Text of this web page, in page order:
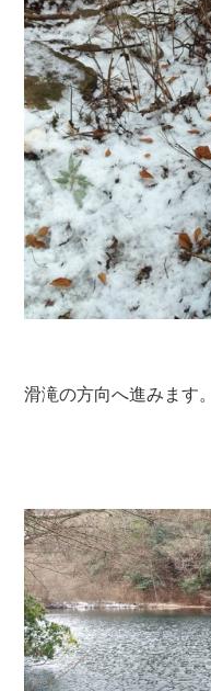
滑滝の方向へ進みます。